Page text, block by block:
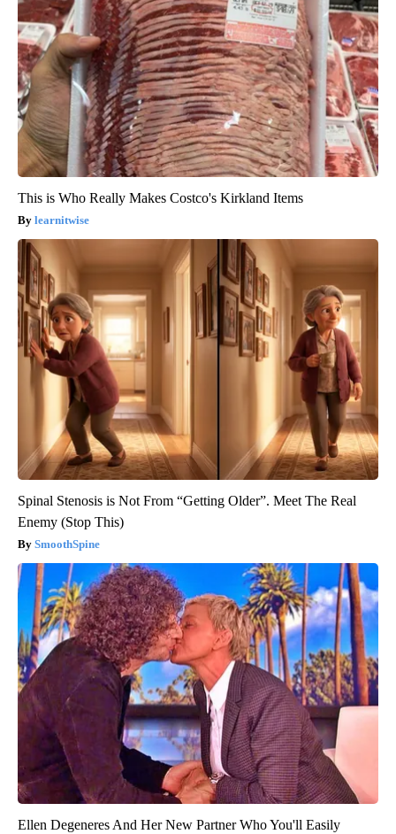
This is Who Really Makes Costco's Kirkland Items
learnitwise
Spinal Stenosis is Not From “Getting Older”. Meet The Real
Enemy (Stop This)
SmoothSpine
Ellen Degeneres And Her New Partner Who You'll Easily